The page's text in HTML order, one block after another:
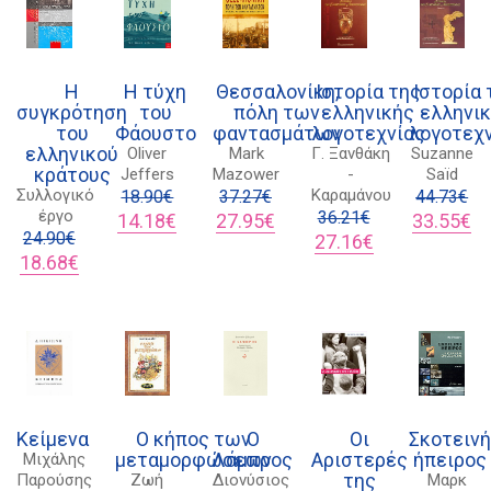
Η
συγκρότηση
του
ελληνικού
κράτους
Συλλογικό
έργο
24.90€
Original
price
18.68€Η
τρέχουσα
18.68€.
Η τύχη
του
Φάουστο
Oliver
Jeffers
18.90€
Original
price
14.18€
τρέχουσα
Θεσσαλονίκη,
πόλη των
φαντασμάτων
Mark
Mazower
37.27€
Original
price
27.95€Η
τρέχουσα
Ιστορία της
ελληνικής
λογοτεχνίας
Γ. Ξανθάκη
-
Καραμάνου
36.21€
Original
price
27.16€Η
τρέχουσα
Ιστορία
Suzanne
Saïd
44.73€
Original
price
33.55€
Κείμενα
Μιχάλης
Παρούσης
Ο κήπος των
μεταμορφώσεων
Ζωή
Ο
Λάμπρος
Διονύσιος
Οι
Αριστερές
της
Σκοτεινή
ήπειρος
Μαρκ